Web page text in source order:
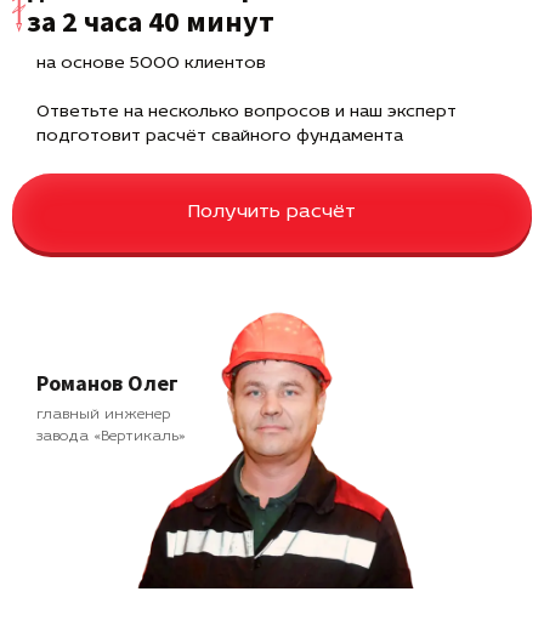
за 2 часа 40 минут
на основе 5000 клиентов
Ответьте на несколько вопросов и наш эксперт
подготовит расчёт свайного фундамента
Получить расчёт
Романов Олег
главный инженер
завода «Вертикаль»